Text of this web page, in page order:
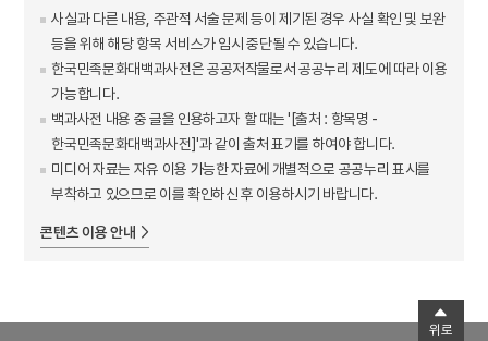
사실과 다른 내용, 주관적 서술 문제 등이 제기된 경우 사실 확인 및 보완
등을 위해 해당 항목 서비스가 임시 중단될 수 있습니다.
한국민족문화대백과사전은 공공저작물로서 공공누리 제도에 따라 이용
가능합니다.
백과사전 내용 중 글을 인용하고자 할 때는 '[출처 : 항목명 -
한국민족문화대백과사전]'과 같이 출처 표기를 하여야 합니다.
미디어 자료는 자유 이용 가능한 자료에 개별적으로 공공누리 표시를
부착하고 있으므로 이를 확인하신 후 이용하시기 바랍니다.
콘텐츠 이용 안내
위로